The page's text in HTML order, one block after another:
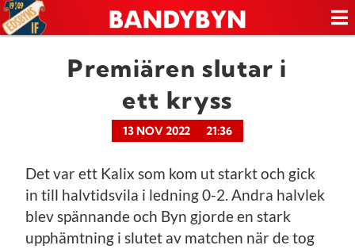
Premiären slutar i
ett kryss
13 NOV 2022 21:36
Det var ett Kalix som kom ut starkt och gick
in till halvtidsvila i ledning 0-2. Andra halvlek
blev spännande och Byn gjorde en stark
upphämtning i slutet av matchen när de tog